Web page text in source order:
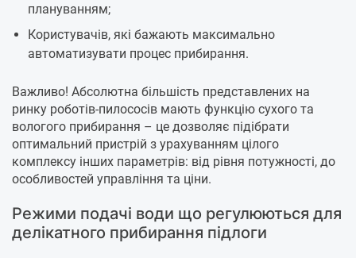
плануванням;
Користувачів, які бажають максимально
автоматизувати процес прибирання.
Важливо! Абсолютна більшість представлених на
ринку роботів-пилососів мають функцію сухого та
вологого прибирання – це дозволяє підібрати
оптимальний пристрій з урахуванням цілого
комплексу інших параметрів: від рівня потужності, до
особливостей управління та ціни.
Режими подачі води що регулюються для
делікатного прибирання підлоги